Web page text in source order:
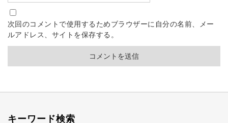
次回のコメントで使用するためブラウザーに自分の名前、メー
ルアドレス、サイトを保存する。
キーワード検索